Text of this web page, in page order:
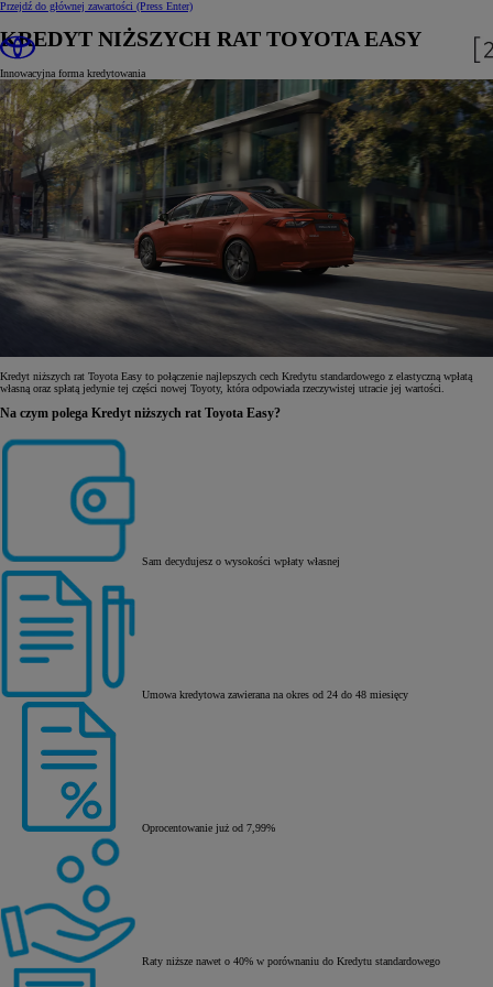
Przejdź do głównej zawartości (Press Enter)
KREDYT NIŻSZYCH RAT TOYOTA EASY
Innowacyjna forma kredytowania
Kredyt niższych rat Toyota Easy to połączenie najlepszych cech Kredytu standardowego z elastyczną wpłatą
własną oraz spłatą jedynie tej części nowej Toyoty, która odpowiada rzeczywistej utracie jej wartości.
Na czym polega Kredyt niższych rat Toyota Easy?
Sam decydujesz o wysokości wpłaty własnej
Umowa kredytowa zawierana na okres od 24 do 48 miesięcy
Oprocentowanie już od 7,99%
Raty niższe nawet o 40% w porównaniu do Kredytu standardowego